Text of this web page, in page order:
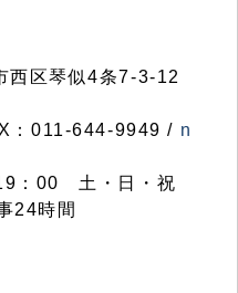
区琴似4条7-3-12
：011-644-9949 / n
19：00 土・日・祝
24時間